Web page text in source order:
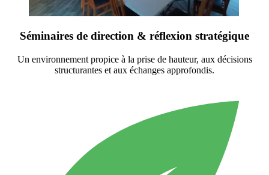
Séminaires de direction & réflexion stratégique
Un environnement propice à la prise de hauteur, aux décisions
structurantes et aux échanges approfondis.